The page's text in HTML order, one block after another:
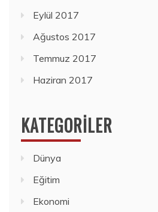
Eylül 2017
Ağustos 2017
Temmuz 2017
Haziran 2017
KATEGORILER
Dünya
Eğitim
Ekonomi